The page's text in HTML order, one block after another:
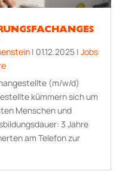
| 01.12.2025| Jobs
(m/w/d)
kümmern sich um
Menschen und
3 Jahre
am Telefon zur